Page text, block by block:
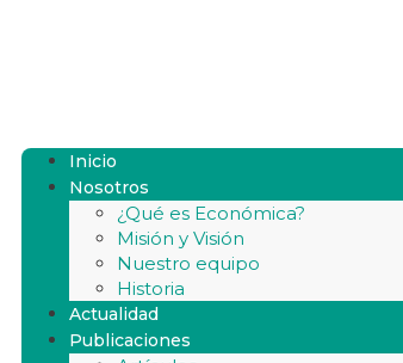
Inicio
Nosotros
¿Qué es Económica?
Misión y Visión
Nuestro equipo
Historia
Actualidad
Publicaciones